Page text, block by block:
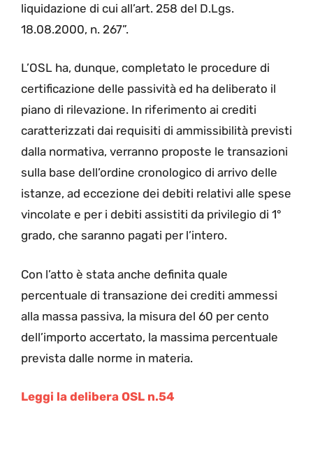
liquidazione di cui all’art. 258 del D.Lgs.
18.08.2000, n. 267”.
L’OSL ha, dunque, completato le procedure di
certificazione delle passività ed ha deliberato il
piano di rilevazione. In riferimento ai crediti
caratterizzati dai requisiti di ammissibilità previsti
dalla normativa, verranno proposte le transazioni
sulla base dell’ordine cronologico di arrivo delle
istanze, ad eccezione dei debiti relativi alle spese
vincolate e per i debiti assistiti da privilegio di 1°
grado, che saranno pagati per l’intero.
Con l’atto è stata anche definita quale
percentuale di transazione dei crediti ammessi
alla massa passiva, la misura del 60 per cento
dell’importo accertato, la massima percentuale
prevista dalle norme in materia.
Leggi la delibera OSL n.54